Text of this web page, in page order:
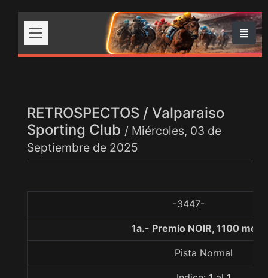
RETROSPECTOS / Valparaiso
Sporting Club / Miércoles, 03 de
Septiembre de 2025
-3447-
1a.- Premio NOIR, 1100
Pista Normal